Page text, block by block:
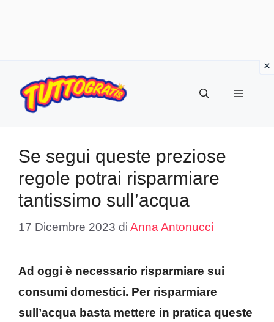
contenuto
Menu
Se segui queste preziose
regole potrai risparmiare
tantissimo sull’acqua
17 Dicembre 2023 di Anna Antonucci
Ad oggi è necessario risparmiare sui
consumi domestici. Per risparmiare
sull’acqua basta mettere in pratica queste